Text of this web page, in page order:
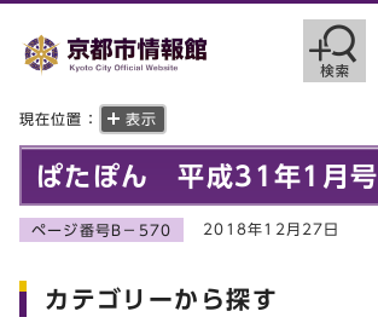
現在位置： 表示
ぱたぽん 平成31年1月号
ページ番号B－570 2018年12月27日
カテゴリーから探す